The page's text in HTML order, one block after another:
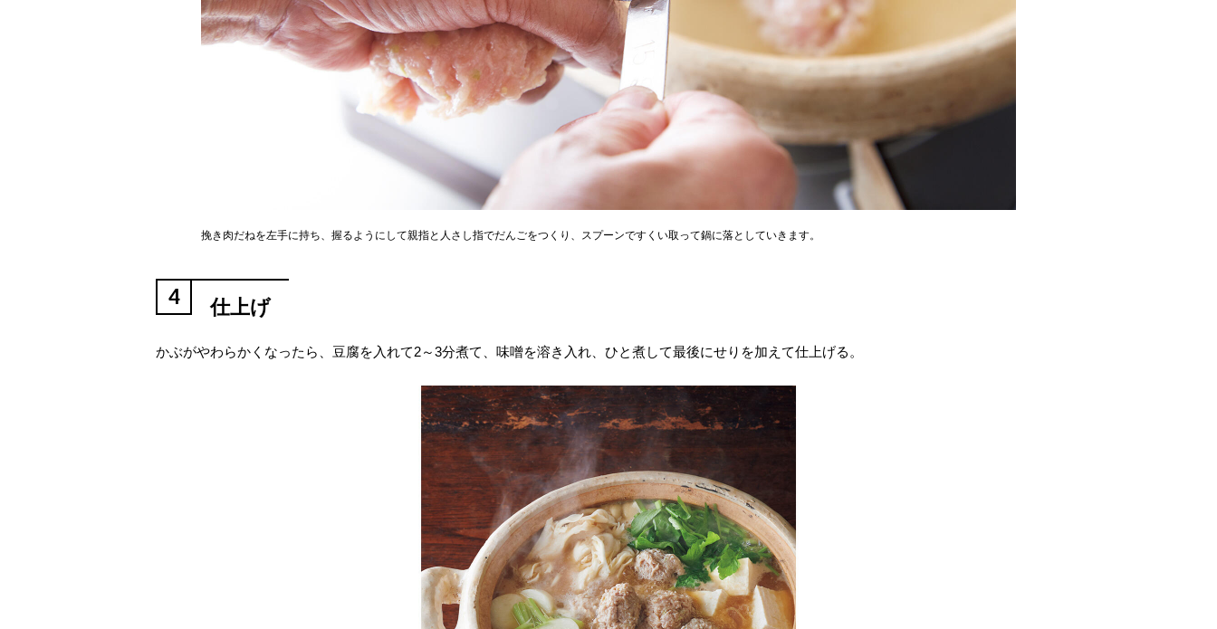
挽き肉だねを左手に持ち、握るようにして親指と人さし指でだんごをつくり、スプーンですくい取って鍋に落としていきます。
4 仕上げ
かぶがやわらかくなったら、豆腐を入れて2～3分煮て、味噌を溶き入れ、ひと煮して最後にせりを加えて仕上げる。